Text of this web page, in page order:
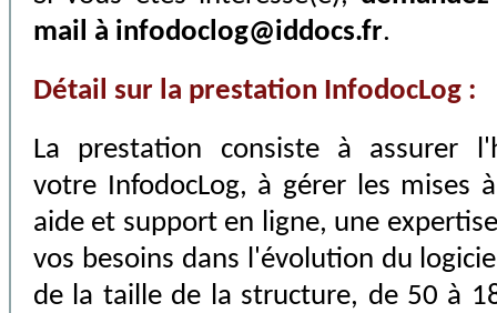
mail à infodoclog@iddocs.fr.
Détail sur la prestation InfodocLog :
La prestation consiste à assurer
votre InfodocLog, à gérer les mises
aide et support en ligne, une
vos besoins dans l'évolution du
de la taille de la structure, de 50 à